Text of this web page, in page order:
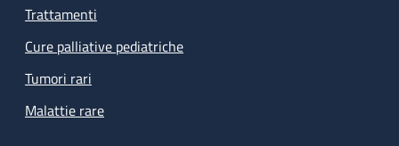
Trattamenti
Cure palliative pediatriche
Tumori rari
Malattie rare